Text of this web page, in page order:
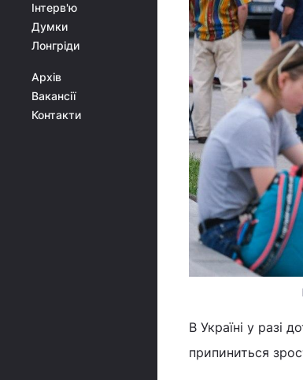
Інтерв'ю
Думки
Лонгріди
Архів
Вакансії
Контакти
В Україні у разі
припиниться